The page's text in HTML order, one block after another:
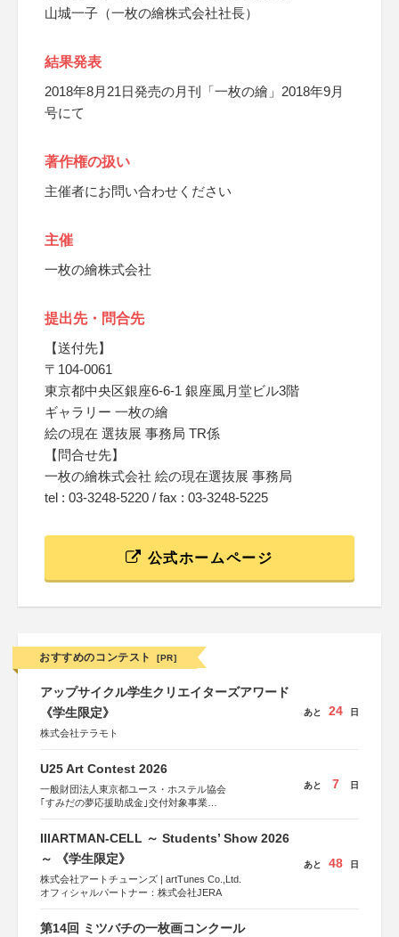
山城一子（一枚の繪株式会社社長）
結果発表
2018年8月21日発売の月刊「一枚の繪」2018年9月
号にて
著作権の扱い
主催者にお問い合わせください
主催
一枚の繪株式会社
提出先・問合先
【送付先】
〒104-0061
東京都中央区銀座6-6-1 銀座風月堂ビル3階
ギャラリー 一枚の繪
絵の現在 選抜展 事務局 TR係
【問合せ先】
一枚の繪株式会社 絵の現在選抜展 事務局
tel : 03-3248-5220 / fax : 03-3248-5225
公式ホームページ
おすすめのコンテスト [PR]
アップサイクル学生クリエイターズアワード
《学生限定》
株式会社テラモト
あと 24 日
U25 Art Contest 2026
一般財団法人東京都ユース・ホステル協会
｢すみだの夢応援助成金｣交付対象事業
あと 7 日
IIIARTMAN-CELL ～ Students’ Show 2026
～ 《学生限定》
株式会社アートチューンズ | artTunes Co.,Ltd.
オフィシャルパートナー：株式会社JERA
あと 48 日
第14回 ミツバチの一枚画コンクール